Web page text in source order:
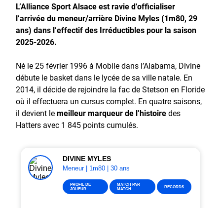
L’Alliance Sport Alsace est ravie d’officialiser
l’arrivée du meneur/arrière Divine Myles (1m80, 29
ans) dans l’effectif des Irréductibles pour la saison
2025-2026.
Né le 25 février 1996 à Mobile dans l’Alabama, Divine
débute le basket dans le lycée de sa ville natale. En
2014, il décide de rejoindre la fac de Stetson en Floride
où il effectuera un cursus complet. En quatre saisons,
il devient lemeilleur marqueur de l’histoiredes
Hatters avec 1 845 points cumulés.